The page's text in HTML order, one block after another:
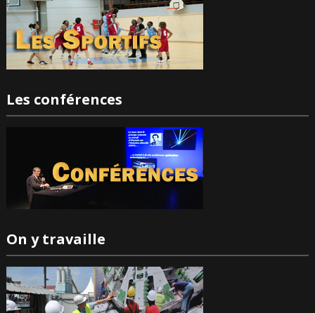
Les conférences
On y travaille